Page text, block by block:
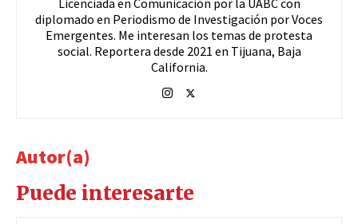
Licenciada en Comunicación por la UABC con
diplomado en Periodismo de Investigación por Voces
Emergentes. Me interesan los temas de protesta
social. Reportera desde 2021 en Tijuana, Baja
California.
Autor(a)
Puede interesarte